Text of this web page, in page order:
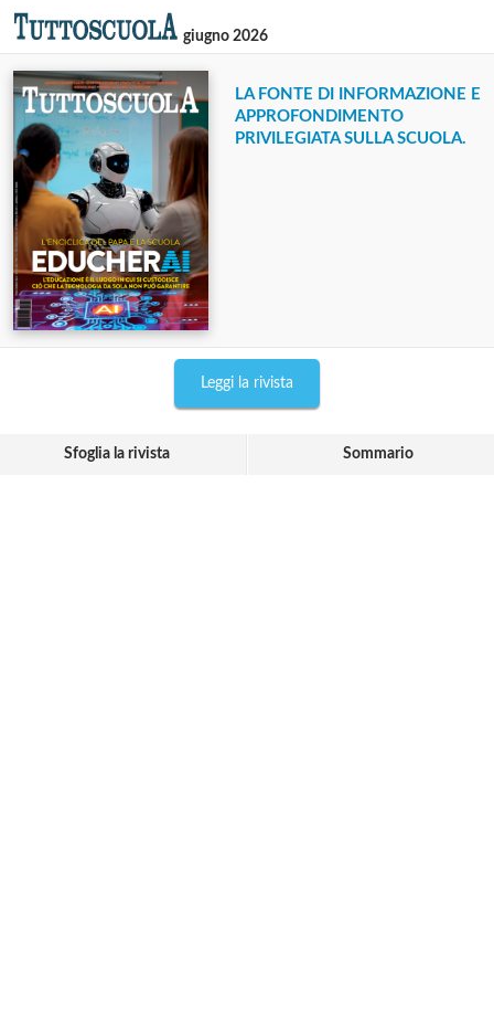
giugno 2026
LA FONTE DI INFORMAZIONE E
APPROFONDIMENTO
PRIVILEGIATA SULLA SCUOLA.
Leggi la rivista
Sfoglia la rivista Sommario